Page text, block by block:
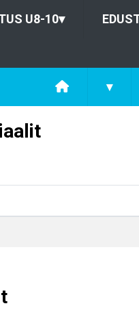
U8-10▾
▾